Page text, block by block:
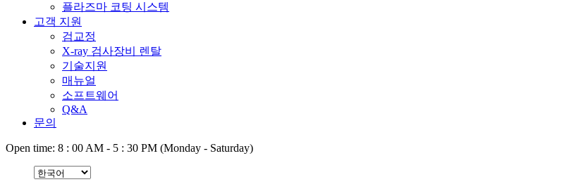
플라즈마 코팅 시스템
고객 지원
검교정
X-ray 검사장비 렌탈
기술지원
매뉴얼
소프트웨어
Q&A
문의
Open time: 8 : 00 AM - 5 : 30 PM (Monday - Saturday)